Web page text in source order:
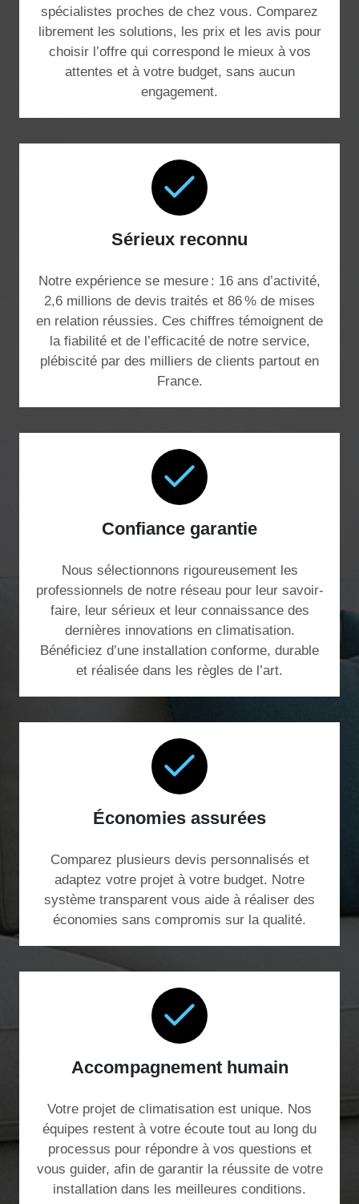
spécialistes proches de chez vous. Comparez
librement les solutions, les prix et les avis pour
choisir l’offre qui correspond le mieux à vos
attentes et à votre budget, sans aucun
engagement.
Sérieux reconnu
Notre expérience se mesure : 16 ans d’activité,
2,6 millions de devis traités et 86 % de mises
en relation réussies. Ces chiffres témoignent de
la fiabilité et de l’efficacité de notre service,
plébiscité par des milliers de clients partout en
France.
Confiance garantie
Nous sélectionnons rigoureusement les
professionnels de notre réseau pour leur savoir-
faire, leur sérieux et leur connaissance des
dernières innovations en climatisation.
Bénéficiez d’une installation conforme, durable
et réalisée dans les règles de l’art.
Économies assurées
Comparez plusieurs devis personnalisés et
adaptez votre projet à votre budget. Notre
système transparent vous aide à réaliser des
économies sans compromis sur la qualité.
Accompagnement humain
Votre projet de climatisation est unique. Nos
équipes restent à votre écoute tout au long du
processus pour répondre à vos questions et
vous guider, afin de garantir la réussite de votre
installation dans les meilleures conditions.